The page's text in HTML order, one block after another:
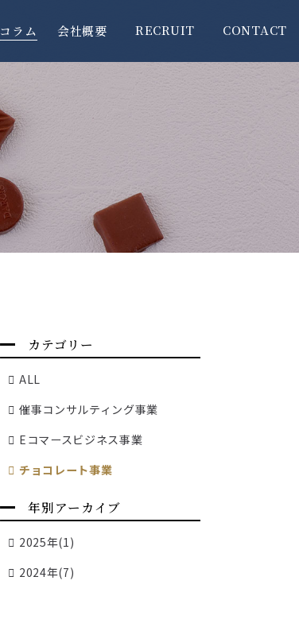
コラム 会社概要 RECRUIT CONTACT
カテゴリー
ALL
催事コンサルティング事業
Eコマースビジネス事業
チョコレート事業
年別アーカイブ
2025年(1)
2024年(7)